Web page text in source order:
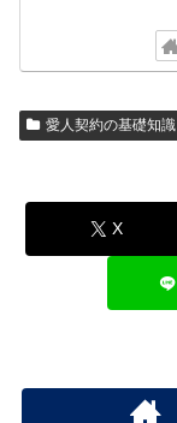
愛人契約の基礎知識
X